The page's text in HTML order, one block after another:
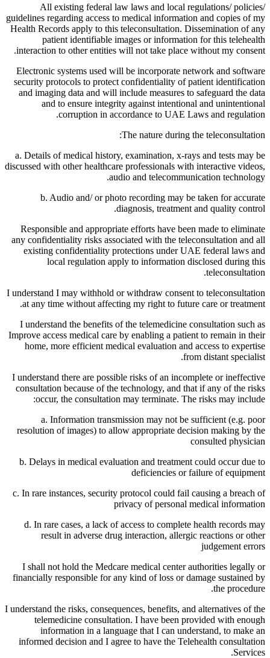
All existing federal law laws and local regulations/ policies/
guidelines regarding access to medical information and copies of my
Health Records apply to this teleconsultation. Dissemination of any
patient identifiable images or information for this telehealth
interaction to other entities will not take place without my consent.
Electronic systems used will be incorporate network and software
security protocols to protect confidentiality of patient identification
and imaging data and will include measures to safeguard the data
and to ensure integrity against intentional and unintentional
corruption in accordance to UAE Laws and regulation.
The nature during the teleconsultation:
a. Details of medical history, examination, x-rays and tests may be
discussed with other healthcare professionals with interactive videos,
audio and telecommunication technology.
b. Audio and/ or photo recording may be taken for accurate
diagnosis, treatment and quality control.
Responsible and appropriate efforts have been made to eliminate
any confidentiality risks associated with the teleconsultation and all
existing confidentiality protections under UAE federal laws and
local regulation apply to information disclosed during this
teleconsultation.
I understand I may withhold or withdraw consent to teleconsultation
at any time without affecting my right to future care or treatment.
I understand the benefits of the telemedicine consultation such as
Improve access medical care by enabling a patient to remain in their
home, more efficient medical evaluation and access to expertise
from distant specialist.
I understand there are possible risks of an incomplete or ineffective
consultation because of the technology, and that if any of the risks
occur, the consultation may terminate. The risks may include:
a. Information transmission may not be sufficient (e.g. poor
resolution of images) to allow appropriate decision making by the
consulted physician
b. Delays in medical evaluation and treatment could occur due to
deficiencies or failure of equipment
c. In rare instances, security protocol could fail causing a breach of
privacy of personal medical information
d. In rare cases, a lack of access to complete health records may
result in adverse drug interaction, allergic reactions or other
judgement errors
I shall not hold the Medcare medical center authorities legally or
financially responsible for any kind of loss or damage sustained by
the procedure.
I understand the risks, consequences, benefits, and alternatives of the
telemedicine consultation. I have been provided with enough
information in a language that I can understand, to make an
informed decision and I agree to have the Telehealth consultation
Services.